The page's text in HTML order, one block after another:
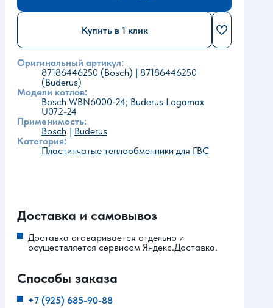
Купить в 1 клик
Оригинальный артикул:
87186446250 (Bosch) | 87186446250
(Buderus)
Модели котлов:
Bosch WBN6000-24; Buderus Logamax
U072-24
Применимость:
Bosch
Buderus
Категория:
Пластинчатые теплообменники для ГВС
Доставка и самовывоз
Доставка оговаривается отдельно и
осуществляется сервисом Яндекс.Доставка.
Способы заказа
+7 (925) 685-90-88